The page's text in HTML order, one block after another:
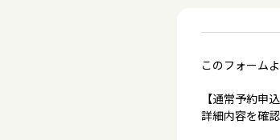
このフォーム
【通常予約申
詳細内容を確